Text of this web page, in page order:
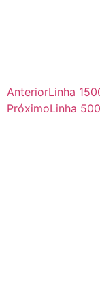
AnteriorLinha
PróximoLinha